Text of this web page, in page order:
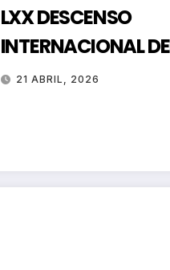
LXX DESCENSO
INTERNACIONAL
ASÓN
21 ABRIL, 2026